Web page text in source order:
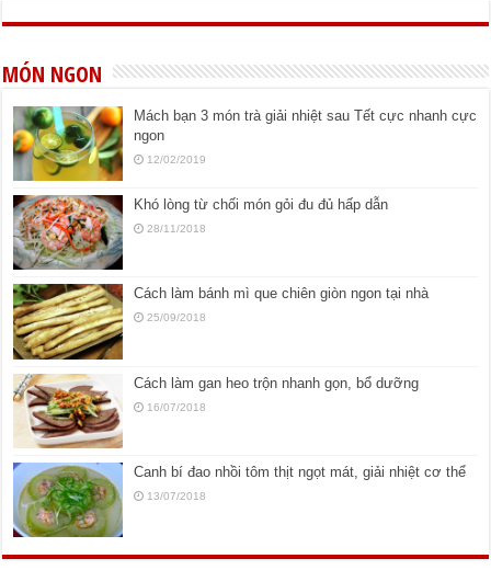
MÓN NGON
Mách bạn 3 món trà giải nhiệt sau Tết cực nhanh cực
ngon
12/02/2019
Khó lòng từ chối món gỏi đu đủ hấp dẫn
28/11/2018
Cách làm bánh mì que chiên giòn ngon tại nhà
25/09/2018
Cách làm gan heo trộn nhanh gọn, bổ dưỡng
16/07/2018
Canh bí đao nhồi tôm thịt ngọt mát, giải nhiệt cơ thể
13/07/2018